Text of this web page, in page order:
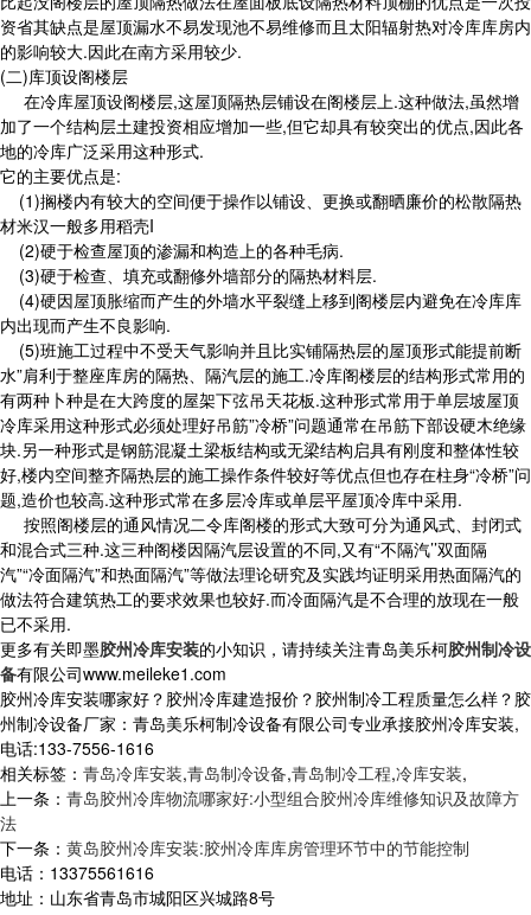
资省其缺点是屋顶漏水不易发现池不易维修而且太阳辐射热对冷库库房内
的影响较大.因此在南方采用较少.
(二)库顶设阁楼层
在冷库屋顶设阁楼层,这屋顶隔热层铺设在阁楼层上.这种做法,虽然增
加了一个结构层土建投资相应增加一些,但它却具有较突出的优点,因此各
地的冷库广泛采用这种形式.
它的主要优点是:
(1)搁楼内有较大的空间便于操作以铺设、更换或翻晒廉价的松散隔热
材米汉一般多用稻壳I
(2)硬于检查屋顶的渗漏和构造上的各种毛病.
(3)硬于检查、填充或翻修外墙部分的隔热材料层.
(4)硬因屋顶胀缩而产生的外墙水平裂缝上移到阁楼层内避免在冷库库
内出现而产生不良影响.
(5)班施工过程中不受天气影响并且比实铺隔热层的屋顶形式能提前断
水”肩利于整座库房的隔热、隔汽层的施工.冷库阁楼层的结构形式常用的
有两种卜种是在大跨度的屋架下弦吊天花板.这种形式常用于单层坡屋顶
冷库采用这种形式必须处理好吊筋”冷桥”问题通常在吊筋下部设硬木绝缘
块.另一种形式是钢筋混凝土梁板结构或无梁结构启具有刚度和整体性较
好,楼内空间整齐隔热层的施工操作条件较好等优点但也存在柱身“冷桥”问
题,造价也较高.这种形式常在多层冷库或单层平屋顶冷库中采用.
按照阁楼层的通风情况二令库阁楼的形式大致可分为通风式、封闭式
和混合式三种.这三种阁楼因隔汽层设置的不同,又有“不隔汽’’双面隔
汽”“冷面隔汽”和热面隔汽”等做法理论研究及实践均证明采用热面隔汽的
做法符合建筑热工的要求效果也较好.而冷面隔汽是不合理的放现在一般
已不采用.
更多有关即墨胶州冷库安装的小知识，请持续关注青岛美乐柯胶州制冷设
备有限公司www.meileke1.com
胶州冷库安装哪家好？胶州冷库建造报价？胶州制冷工程质量怎么样？胶
州制冷设备厂家：青岛美乐柯制冷设备有限公司专业承接胶州冷库安装,
电话:133-7556-1616
相关标签： 青岛冷库安装,青岛制冷设备,青岛制冷工程,冷库安装,
上一条： 青岛胶州冷库物流哪家好:小型组合胶州冷库维修知识及故障方
法
下一条： 黄岛胶州冷库安装:胶州冷库库房管理环节中的节能控制
电话：13375561616
地址：山东省青岛市城阳区兴城路8号